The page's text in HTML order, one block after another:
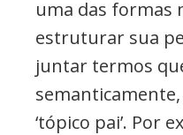
uma das formas
estruturar sua
juntar termos
‘tópico pai’. Por